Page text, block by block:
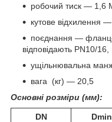
робочий тиск — 1,6
кутове відхилення
поєднання —
відповідають PN10/
ущільнювальна
вага (кг) — 20,5
Основні розміри (мм):
DN Dmin